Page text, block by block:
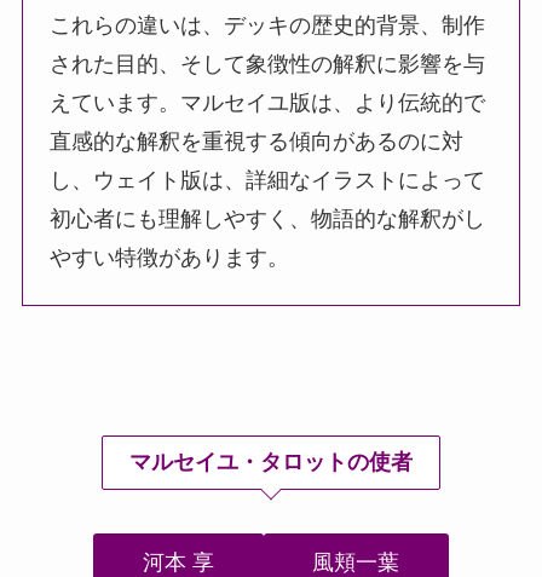
これらの違いは、デッキの歴史的背景、制作
された目的、そして象徴性の解釈に影響を与
えています。マルセイユ版は、より伝統的で
直感的な解釈を重視する傾向があるのに対
し、ウェイト版は、詳細なイラストによって
初心者にも理解しやすく、物語的な解釈がし
やすい特徴があります。
マルセイユ・タロットの使者
河本 享 風頬一葉